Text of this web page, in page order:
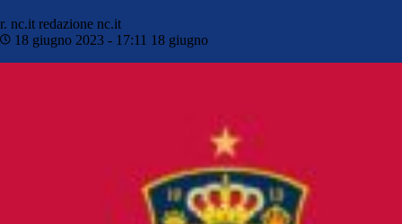
r. nc.it redazione nc.it
18 giugno 2023 - 17:11 18 giugno